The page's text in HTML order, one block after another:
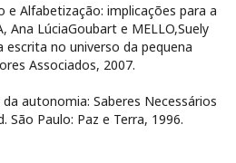
e Alfabetização: implicações para a
Ana LúciaGoubart e MELLO,Suely
escrita no universo da pequena
Associados, 2007.
da autonomia: Saberes Necessários
São Paulo: Paz e Terra, 1996.